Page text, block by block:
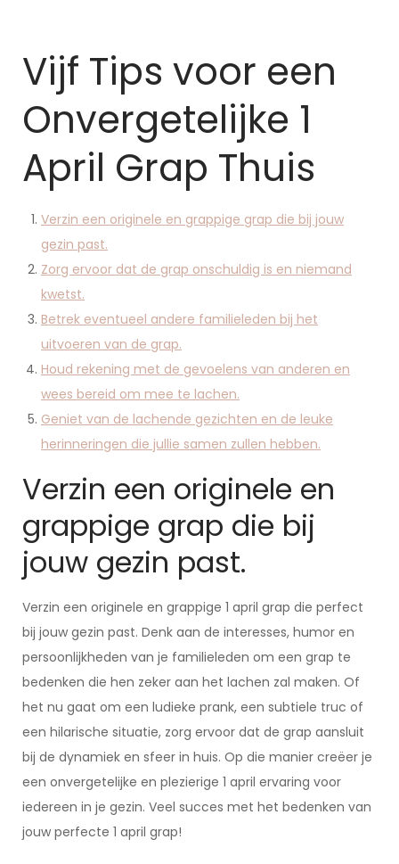
Vijf Tips voor een
Onvergetelijke 1
April Grap Thuis
Verzin een originele en grappige grap die bij jouw
gezin past.
Zorg ervoor dat de grap onschuldig is en niemand
kwetst.
Betrek eventueel andere familieleden bij het
uitvoeren van de grap.
Houd rekening met de gevoelens van anderen en
wees bereid om mee te lachen.
Geniet van de lachende gezichten en de leuke
herinneringen die jullie samen zullen hebben.
Verzin een originele en
grappige grap die bij
jouw gezin past.
Verzin een originele en grappige 1 april grap die perfect
bij jouw gezin past. Denk aan de interesses, humor en
persoonlijkheden van je familieleden om een grap te
bedenken die hen zeker aan het lachen zal maken. Of
het nu gaat om een ludieke prank, een subtiele truc of
een hilarische situatie, zorg ervoor dat de grap aansluit
bij de dynamiek en sfeer in huis. Op die manier creëer je
een onvergetelijke en plezierige 1 april ervaring voor
iedereen in je gezin. Veel succes met het bedenken van
jouw perfecte 1 april grap!